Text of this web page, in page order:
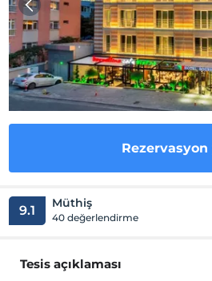
Rezervasyon
9.1 Müthiş
40 değerlendirme
Tesis açıklaması